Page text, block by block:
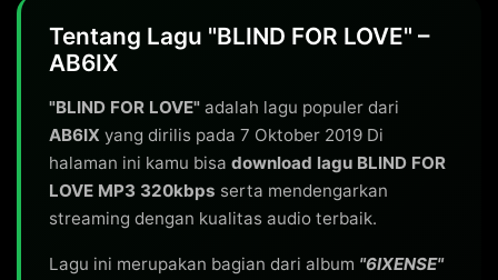
Tentang Lagu "BLIND FOR LOVE" –
AB6IX
"BLIND FOR LOVE" adalah lagu populer dari
AB6IX yang dirilis pada 7 Oktober 2019 Di
halaman ini kamu bisa download lagu BLIND FOR
LOVE MP3 320kbps serta mendengarkan
streaming dengan kualitas audio terbaik.
Lagu ini merupakan bagian dari album "6IXENSE"